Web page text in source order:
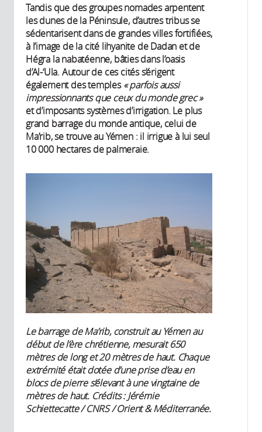
Tandis que des groupes nomades arpentent
les dunes de la Péninsule, d’autres tribus se
sédentarisent dans de grandes villes fortifiées,
à l’image de la cité lihyanite de Dadan et de
Hégra la nabatéenne, bâties dans l’oasis
d’Al-‘Ula. Autour de ces cités s’érigent
également des temples« parfois aussi
impressionnants que ceux du monde grec »
et d’imposants systèmes d’irrigation. Le plus
grand barrage du monde antique, celui de
Ma’rib, se trouve au Yémen : il irrigue à lui seul
10 000 hectares de palmeraie.
Le barrage de Ma’rib, construit au Yémen au
début de l’ère chrétienne, mesurait 650
mètres de long et 20 mètres de haut. Chaque
extrémité était dotée d’une prise d’eau en
blocs de pierre s’élevant à une vingtaine de
mètres de haut. Crédits : Jérémie
Schiettecatte / CNRS / Orient & Méditerranée.